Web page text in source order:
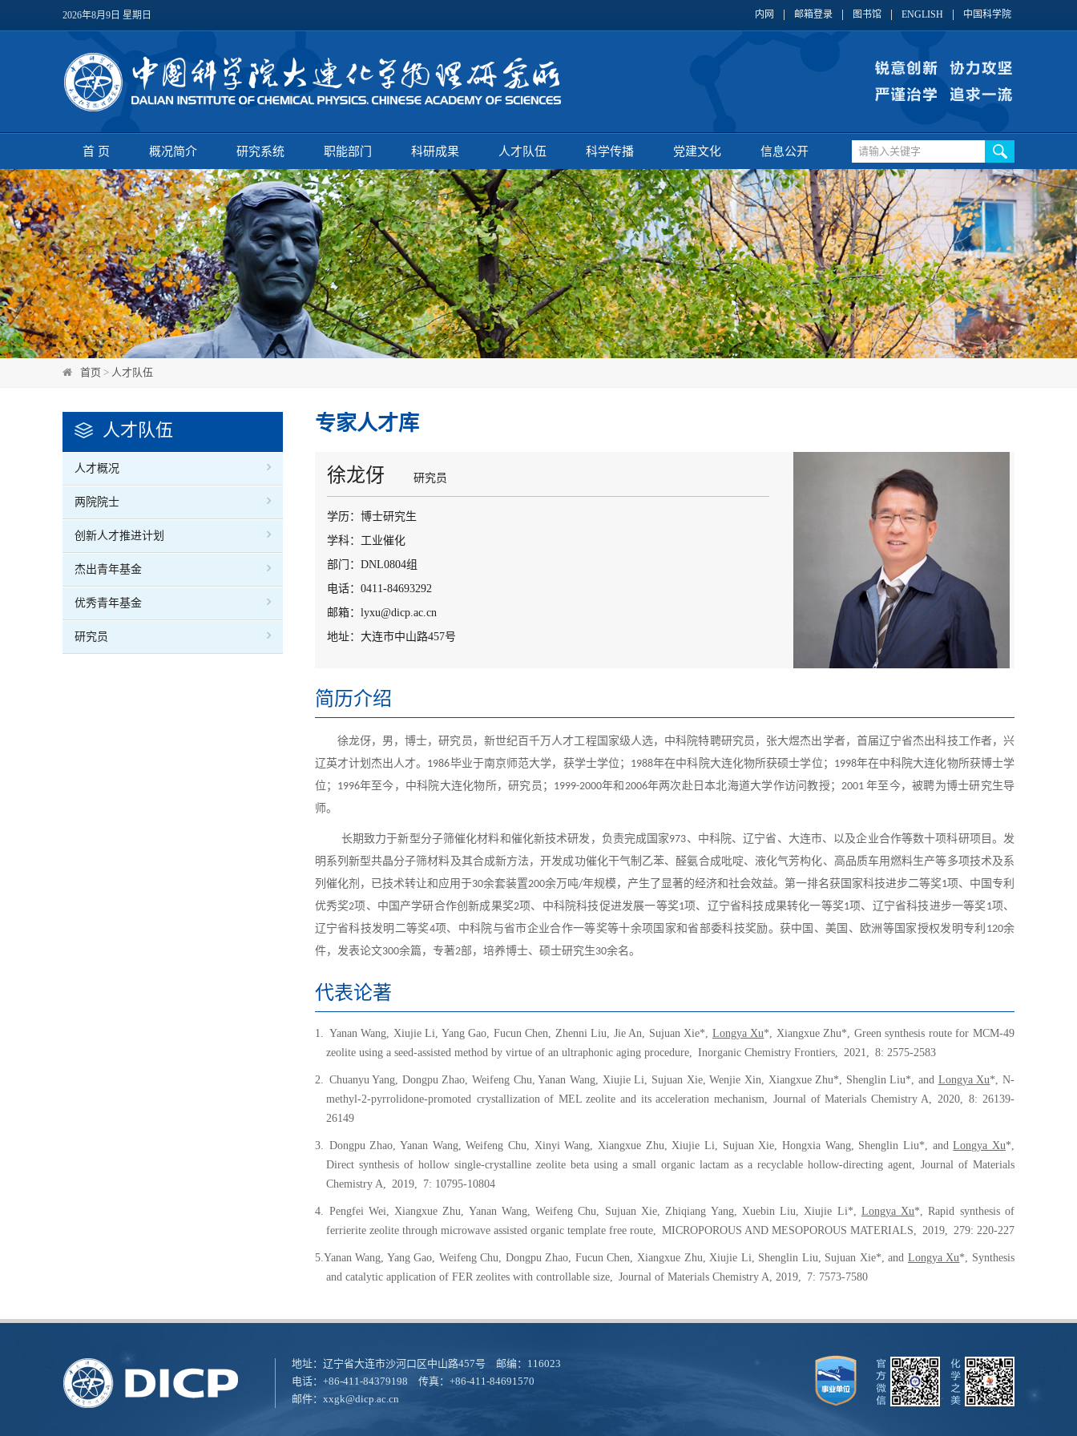
2026年8月9日 星期日 内网 邮箱登录 图书馆 ENGLISH 中国科学院
首 页 概况简介 研究系统 职能部门 科研成果 人才队伍 科学传播 党建文化 信息公开
首页 > 人才队伍
人才队伍
人才概况
两院院士
创新人才推进计划
杰出青年基金
优秀青年基金
研究员
专家人才库
徐龙伢 研究员
学历：博士研究生
学科：工业催化
部门：DNL0804组
电话：0411-84693292
邮箱：lyxu@dicp.ac.cn
地址：大连市中山路457号
简历介绍
徐龙伢，男，博士，研究员，新世纪百千万人才工程国家级人选，中科院特聘研究员，张大煜杰出学者，首届辽宁省杰出科技工作者，兴
辽英才计划杰出人才。 1986毕业于南京师范大学，获学士学位； 1988年在中科院大连化物所获硕士学位； 1998年在中科院大连化物所获博士学
位； 1996年至今，中科院大连化物所，研究员； 1999-2000年和 2006年两次赴日本北海道大学作访问教授； 2001年至今，被聘为博士研究生导
师。
长期致力于新型分子筛催化材料和催化新技术研发，负责完成国家973、中科院、辽宁省、大连市、以及企业合作等数十项科研项目。发
明系列新型共晶分子筛材料及其合成新方法，开发成功催化干气制乙苯、醛氨合成吡啶、液化气芳构化、高品质车用燃料生产等多项技术及系
列催化剂，已技术转让和应用于30余套装置200余万吨/年规模，产生了显著的经济和社会效益。第一排名获国家科技进步二等奖1项、中国专利
优秀奖2项、中国产学研合作创新成果奖2项、中科院科技促进发展一等奖1项、辽宁省科技成果转化一等奖1项、辽宁省科技进步一等奖 1项、
辽宁省科技发明二等奖4项、中科院与省市企业合作一等奖等十余项国家和省部委科技奖励。获中国、美国、欧洲等国家授权发明专利 120余
件，发表论文300余篇，专著2部，培养博士、硕士研究生30余名。
代表论著
1. Yanan Wang, Xiujie Li, Yang Gao, Fucun Chen, Zhenni Liu, Jie An, Sujuan Xie*, Longya Xu*, Xiangxue Zhu*, Green synthesis route for MCM-49
zeolite using a seed-assisted method by virtue of an ultraphonic aging procedure, Inorganic Chemistry Frontiers, 2021, 8: 2575-2583
2. Chuanyu Yang, Dongpu Zhao, Weifeng Chu, Yanan Wang, Xiujie Li, Sujuan Xie, Wenjie Xin, Xiangxue Zhu*, Shenglin Liu*, and Longya Xu*, N-
methyl-2-pyrrolidone-promoted crystallization of MEL zeolite and its acceleration mechanism, Journal of Materials Chemistry A, 2020, 8: 26139-
26149
3. Dongpu Zhao, Yanan Wang, Weifeng Chu, Xinyi Wang, Xiangxue Zhu, Xiujie Li, Sujuan Xie, Hongxia Wang, Shenglin Liu*, andLongya Xu*,
Direct synthesis of hollow single-crystalline zeolite beta using a small organic lactam as a recyclable hollow-directing agent, Journal of Materials
Chemistry A, 2019, 7: 10795-10804
4. Pengfei Wei, Xiangxue Zhu, Yanan Wang, Weifeng Chu, Sujuan Xie, Zhiqiang Yang, Xuebin Liu, Xiujie Li*, Longya Xu*, Rapid synthesis of
ferrierite zeolite through microwave assisted organic template free route, MICROPOROUS AND MESOPOROUS MATERIALS, 2019, 279: 220-227
5.Yanan Wang, Yang Gao, Weifeng Chu, Dongpu Zhao, Fucun Chen, Xiangxue Zhu, Xiujie Li, Shenglin Liu, Sujuan Xie*, and Longya Xu*, Synthesis
and catalytic application of FER zeolites with controllable size, Journal of Materials Chemistry A, 2019, 7: 7573-7580
地址：辽宁省大连市沙河口区中山路457号 邮编：116023
电话：+86-411-84379198 传真：+86-411-84691570
邮件： xxgk@dicp.ac.cn